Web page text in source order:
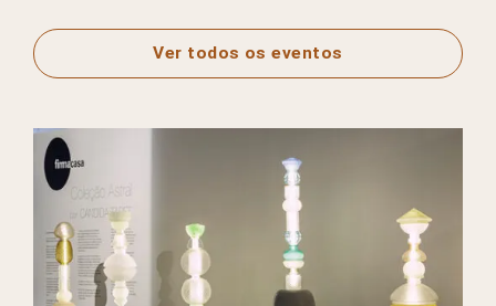
Ver todos os eventos